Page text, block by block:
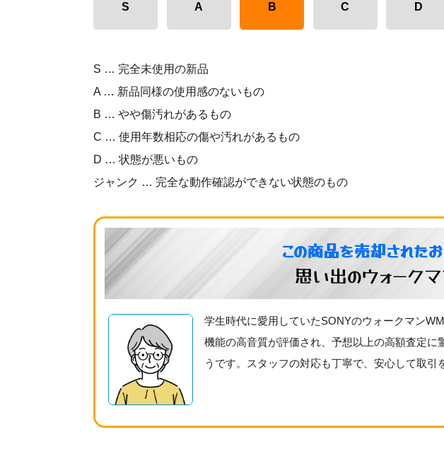
S A B C D
S … 完全未使用の新品
A … 新品同様の使用感のないもの
B … やや傷汚れがあるもの
C … 使用年数相応の傷や汚れがあるもの
D … 状態が悪いもの
ジャンク … 完全な動作確認ができない状態のもの
この商品を売却された
思い出のウォーク
学生時代に愛用していたSONYのウォークマン
機能の高音質が評価され、予想以上の高額査定
うです。スタッフの対応も丁寧で、安心して取引